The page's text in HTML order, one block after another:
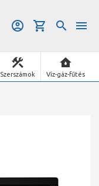
Szerszámok Víz-gáz-fűtés